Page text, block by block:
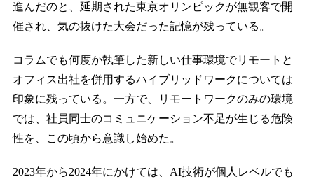
進んだのと、延期された東京オリンピックが無観客で開
催され、気の抜けた大会だった記憶が残っている。
コラムでも何度か執筆した新しい仕事環境でリモートと
オフィス出社を併用するハイブリッドワークについては
印象に残っている。一方で、リモートワークのみの環境
では、社員同士のコミュニケーション不足が生じる危険
性を、この頃から意識し始めた。
2023年から2024年にかけては、AI技術が個人レベルでも